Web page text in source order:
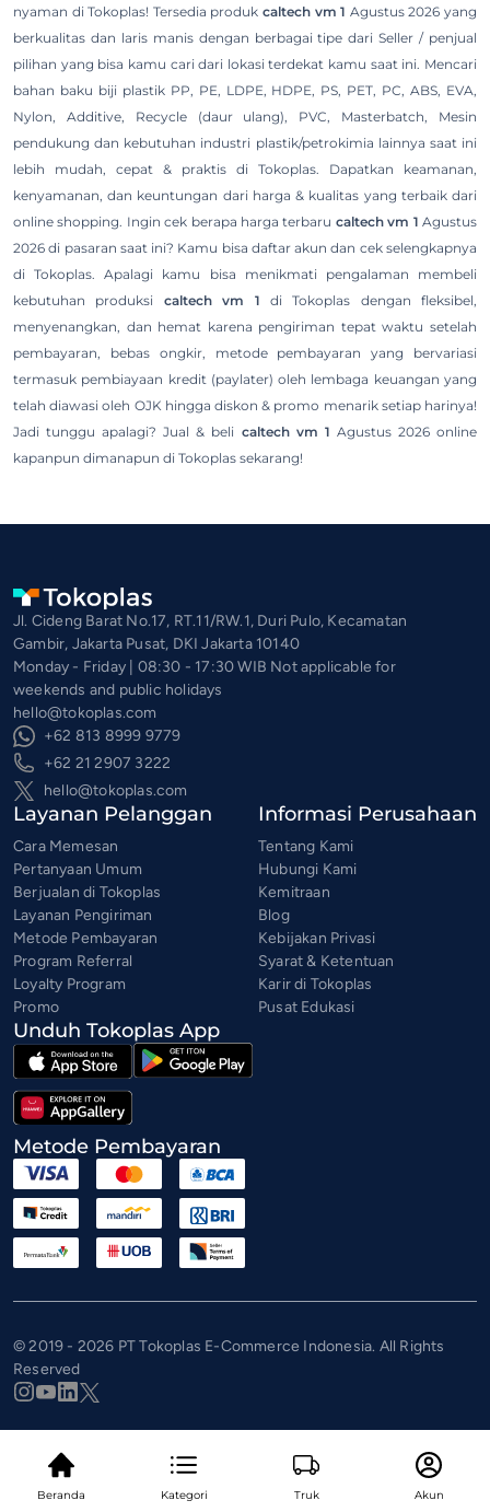
Beranda Kategori Truk Akun
nyaman di Tokoplas! Tersedia produk caltech vm 1 Agustus 2026 yang
berkualitas dan laris manis dengan berbagai tipe dari Seller / penjual
pilihan yang bisa kamu cari dari lokasi terdekat kamu saat ini. Mencari
bahan baku biji plastik PP, PE, LDPE, HDPE, PS, PET, PC, ABS, EVA,
Nylon, Additive, Recycle (daur ulang), PVC, Masterbatch, Mesin
pendukung dan kebutuhan industri plastik/petrokimia lainnya saat ini
lebih mudah, cepat & praktis di Tokoplas. Dapatkan keamanan,
kenyamanan, dan keuntungan dari harga & kualitas yang terbaik dari
online shopping. Ingin cek berapa harga terbaru caltech vm 1 Agustus
2026 di pasaran saat ini? Kamu bisa daftar akun dan cek selengkapnya
di Tokoplas. Apalagi kamu bisa menikmati pengalaman membeli
kebutuhan produksi caltech vm 1 di Tokoplas dengan fleksibel,
menyenangkan, dan hemat karena pengiriman tepat waktu setelah
pembayaran, bebas ongkir, metode pembayaran yang bervariasi
termasuk pembiayaan kredit (paylater) oleh lembaga keuangan yang
telah diawasi oleh OJK hingga diskon & promo menarik setiap harinya!
Jadi tunggu apalagi? Jual & beli caltech vm 1 Agustus 2026 online
kapanpun dimanapun di Tokoplas sekarang!
Jl. Cideng Barat No.17, RT.11/RW.1, Duri Pulo, Kecamatan
Gambir, Jakarta Pusat, DKI Jakarta 10140
Monday - Friday | 08:30 - 17:30 WIB Not applicable for
weekends and public holidays
hello@tokoplas.com
+62 813 8999 9779
+62 21 2907 3222
hello@tokoplas.com
Layanan Pelanggan
Cara Memesan
Pertanyaan Umum
Berjualan di Tokoplas
Layanan Pengiriman
Metode Pembayaran
Program Referral
Loyalty Program
Promo
Informasi Perusahaan
Tentang Kami
Hubungi Kami
Kemitraan
Blog
Kebijakan Privasi
Syarat & Ketentuan
Karir di Tokoplas
Pusat Edukasi
Unduh Tokoplas App
Metode Pembayaran
© 2019 - 2026 PT Tokoplas E-Commerce Indonesia. All Rights
Reserved